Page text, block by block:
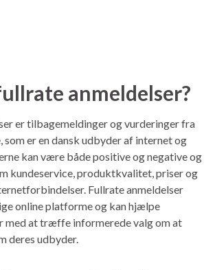
anmeldelser?
er tilbagemeldinger og vurderinger fra
som er en dansk udbyder af internet og
kan være både positive og negative og
kundeservice, produktkvalitet, priser og
Fullrate anmeldelser
online platforme og kan hjælpe
med at træffe informerede valg om at
deres udbyder.